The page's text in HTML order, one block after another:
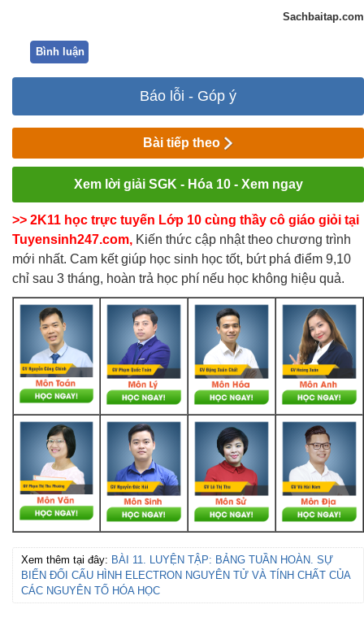
Sachbaitap.com
Bình luận
Báo lỗi - Góp ý
Bài tiếp theo
Xem lời giải SGK - Hóa 10 - Xem ngay
>> 2K11 học trực tuyến Lớp 10 cùng thầy cô giáo giỏi tại
Tuyensinh247.com, Kiến thức cập nhật theo chương trình
mới nhất. Cam kết giúp học sinh học tốt, bứt phá điểm 9,10
chỉ sau 3 tháng, hoàn trả học phí nếu học không hiệu quả.
Xem thêm tại đây: BÀI 11. LUYỆN TẬP: BẢNG TUẦN HOÀN. SỰ
BIẾN ĐỔI CẤU HÌNH ELECTRON NGUYÊN TỬ VÀ TÍNH CHẤT CỦA
CÁC NGUYÊN TỐ HÓA HỌC